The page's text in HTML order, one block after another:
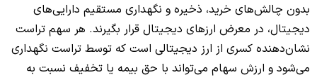
بدون چالش‌های خرید، ذخیره و نگهداری مستقیم دارایی‌های
دیجیتال، در معرض ارزهای دیجیتال قرار بگیرند. هر سهم تراست
نشان‌دهنده کسری از ارز دیجیتالی است که توسط تراست نگهداری
می‌شود و ارزش سهام می‌تواند با حق بیمه یا تخفیف نسبت به